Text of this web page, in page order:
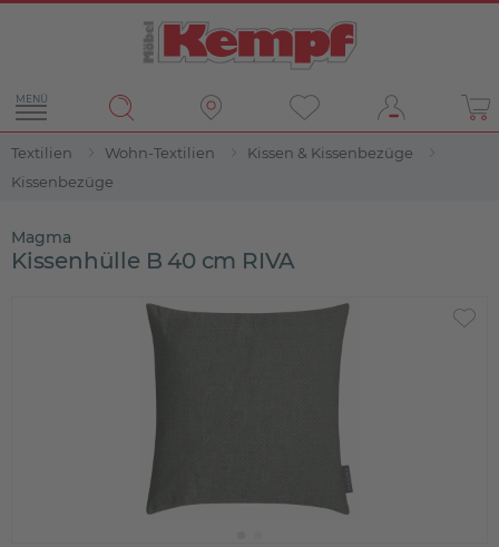
MENÜ
Textilien Wohn-Textilien
Kissen & Kissenbezüge
Kissenbezüge
Magma
Kissenhülle B 40 cm RIVA